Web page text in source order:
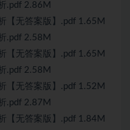
.pdf 2.86M
【无答案版】.pdf 1.65M
.pdf 2.58M
【无答案版】.pdf 1.65M
.pdf 2.58M
【无答案版】.pdf 1.52M
.pdf 2.87M
【无答案版】.pdf 1.84M